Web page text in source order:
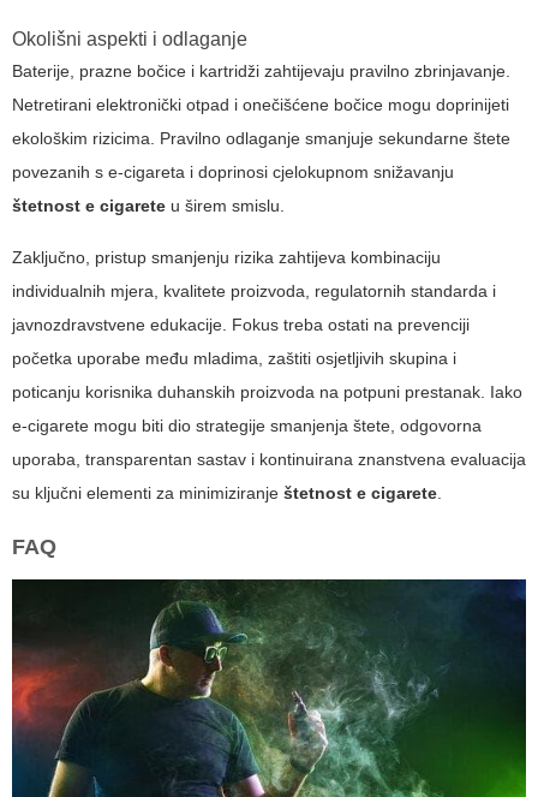
Okolišni aspekti i odlaganje
Baterije, prazne bočice i kartridži zahtijevaju pravilno zbrinjavanje.
Netretirani elektronički otpad i onečišćene bočice mogu doprinijeti
ekološkim rizicima. Pravilno odlaganje smanjuje sekundarne štete
povezanih s e-cigareta i doprinosi cjelokupnom snižavanju
štetnost e cigarete u širem smislu.
Zaključno, pristup smanjenju rizika zahtijeva kombinaciju
individualnih mjera, kvalitete proizvoda, regulatornih standarda i
javnozdravstvene edukacije. Fokus treba ostati na prevenciji
početka uporabe među mladima, zaštiti osjetljivih skupina i
poticanju korisnika duhanskih proizvoda na potpuni prestanak. Iako
e-cigarete mogu biti dio strategije smanjenja štete, odgovorna
uporaba, transparentan sastav i kontinuirana znanstvena evaluacija
su ključni elementi za minimiziranje štetnost e cigarete
FAQ